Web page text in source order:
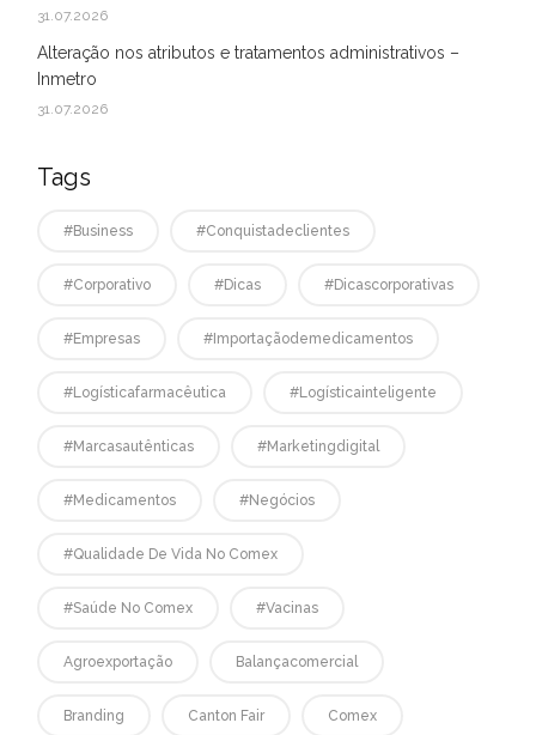
31.07.2026
Alteração nos atributos e tratamentos administrativos –
Inmetro
31.07.2026
Tags
#business #conquistadeclientes
#corporativo #dicas #dicascorporativas
#empresas #Importaçãodemedicamentos
#logísticafarmacêutica #logísticainteligente
#marcasautênticas #marketingdigital
#medicamentos #negócios
#qualidade De Vida No Comex
#saúde No Comex #vacinas
Agroexportação Balançacomercial
Branding Canton Fair Comex